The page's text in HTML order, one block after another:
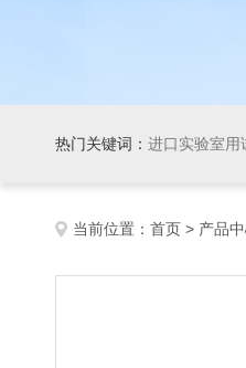
热门关键词： 进口实验室用
当前位置： 首页 > 产品